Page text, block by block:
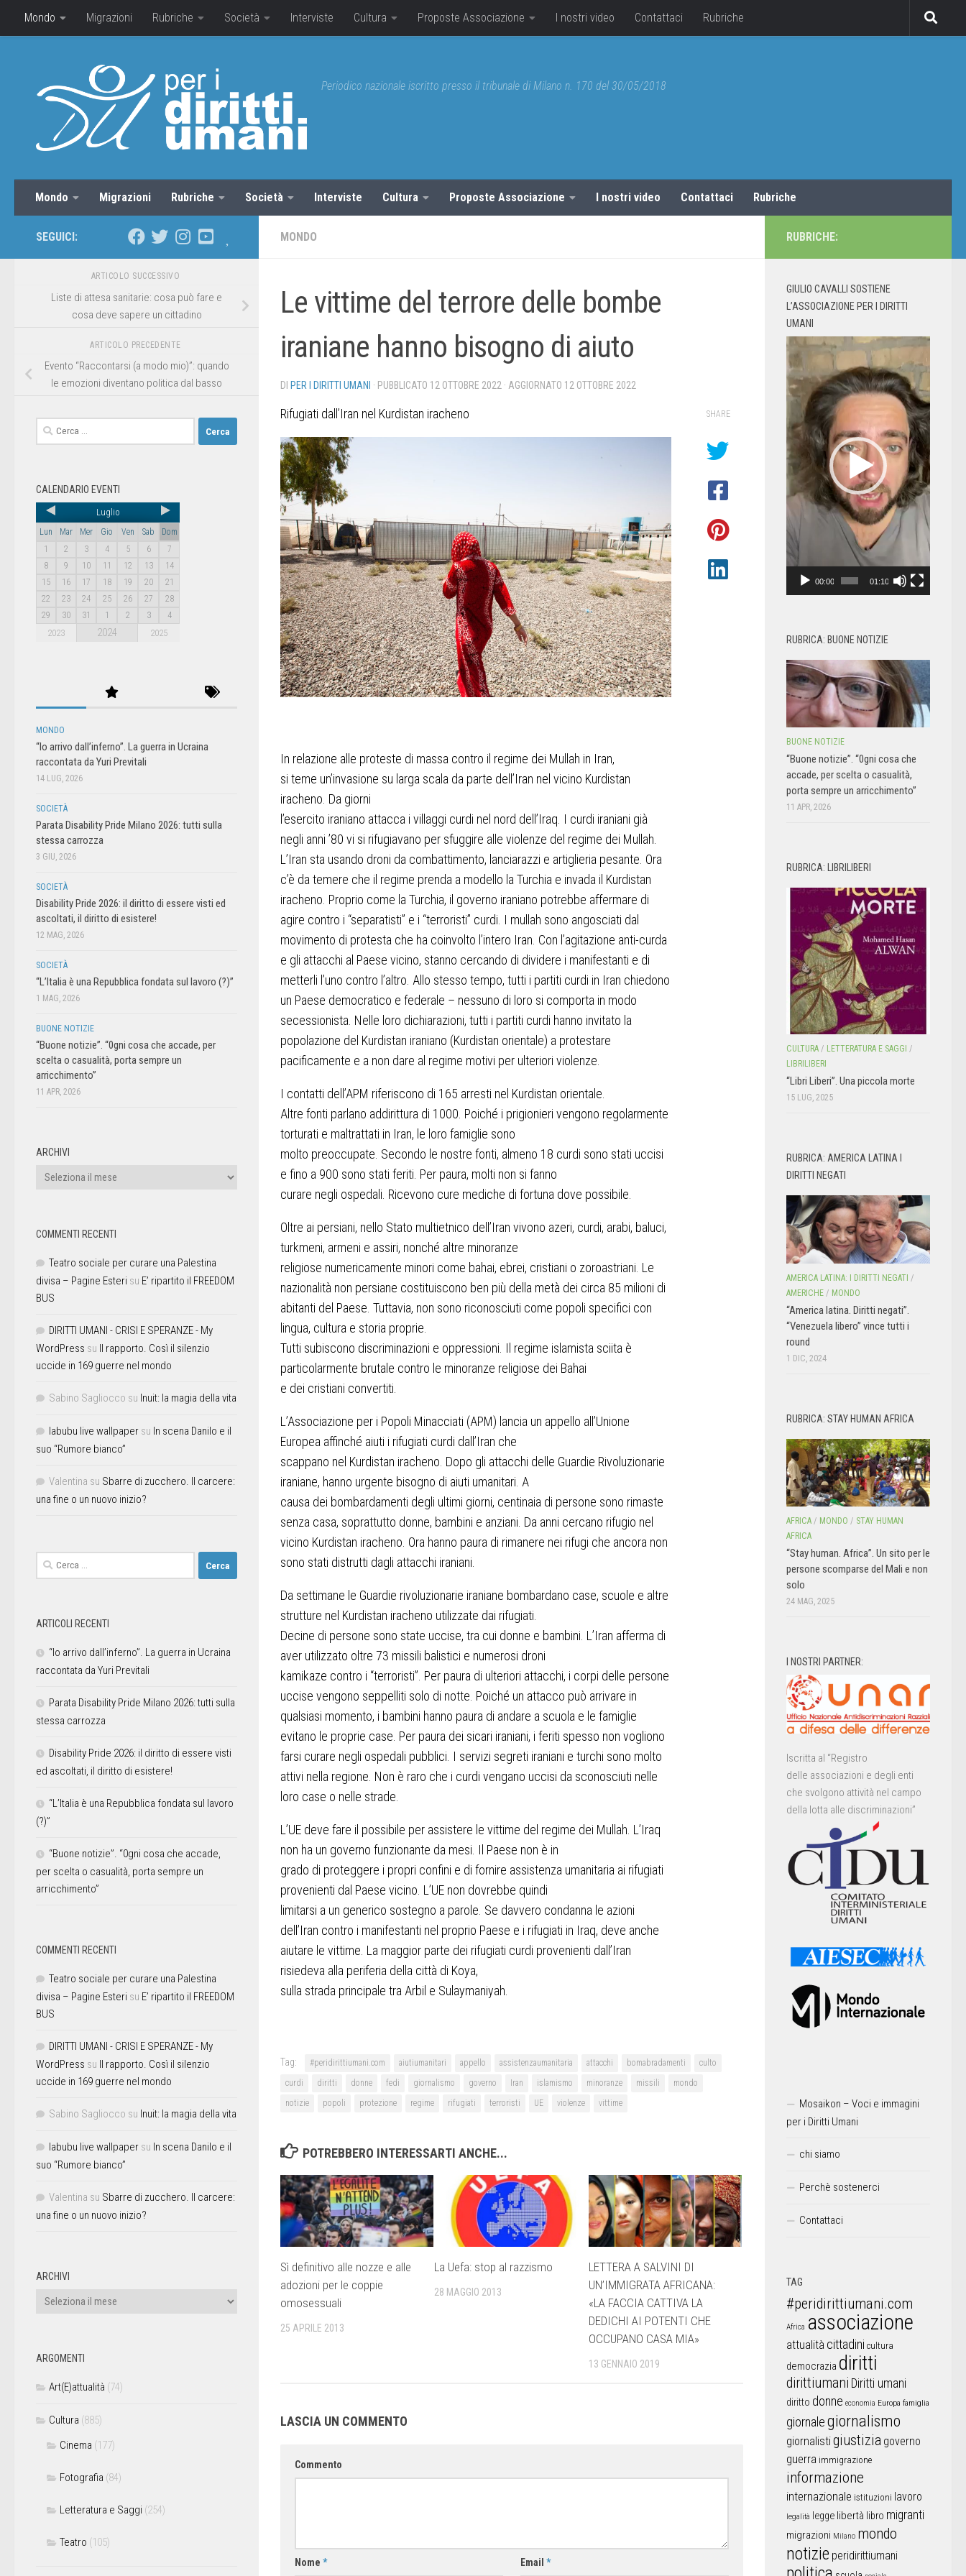
Mondo Migrazioni Rubriche Società Interviste Cultura Proposte Associazione I nostri video Contattaci Rubriche
Periodico nazionale iscritto presso il tribunale di Milano n. 170 del 30/05/2018
Mondo Migrazioni Rubriche Società Interviste Cultura Proposte Associazione I nostri video Contattaci Rubriche
MONDO
Le vittime del terrore delle bombe
iraniane hanno bisogno di aiuto
DI PER I DIRITTI UMANI · PUBBLICATO 12 OTTOBRE 2022 · AGGIORNATO 12 OTTOBRE 2022
Rifugiati dall’Iran nel Kurdistan iracheno
In relazione alle proteste di massa contro il regime dei Mullah in Iran,
si teme un’invasione su larga scala da parte dell’Iran nel vicino Kurdistan
iracheno. Da giorni
l’esercito iraniano attacca i villaggi curdi nel nord dell’Iraq. I curdi iraniani già
negli anni ’80 vi si rifugiavano per sfuggire alle violenze del regime dei Mullah.
L’Iran sta usando droni da combattimento, lanciarazzi e artiglieria pesante. Ora
c’è da temere che il regime prenda a modello la Turchia e invada il Kurdistan
iracheno. Proprio come la Turchia, il governo iraniano potrebbe affermare di
agire contro i “separatisti” e i “terroristi” curdi. I mullah sono angosciati dal
movimento di protesta che ha coinvolto l’intero Iran. Con l’agitazione anti-curda
e gli attacchi al Paese vicino, stanno cercando di dividere i manifestanti e di
metterli l’uno contro l’altro. Allo stesso tempo, tutti i partiti curdi in Iran chiedono
un Paese democratico e federale – nessuno di loro si comporta in modo
secessionista. Nelle loro dichiarazioni, tutti i partiti curdi hanno invitato la
popolazione del Kurdistan iraniano (Kurdistan orientale) a protestare
pacificamente e a non dare al regime motivi per ulteriori violenze.
I contatti dell’APM riferiscono di 165 arresti nel Kurdistan orientale.
Altre fonti parlano addirittura di 1000. Poiché i prigionieri vengono regolarmente
torturati e maltrattati in Iran, le loro famiglie sono
molto preoccupate. Secondo le nostre fonti, almeno 18 curdi sono stati uccisi
e fino a 900 sono stati feriti. Per paura, molti non si fanno
curare negli ospedali. Ricevono cure mediche di fortuna dove possibile.
Oltre ai persiani, nello Stato multietnico dell’Iran vivono azeri, curdi, arabi, baluci,
turkmeni, armeni e assiri, nonché altre minoranze
religiose numericamente minori come bahai, ebrei, cristiani o zoroastriani. Le
nazionalità non persiane costituiscono ben più della metà dei circa 85 milioni di
abitanti del Paese. Tuttavia, non sono riconosciuti come popoli specifici con
lingua, cultura e storia proprie.
Tutti subiscono discriminazioni e oppressioni. Il regime islamista sciita è
particolarmente brutale contro le minoranze religiose dei Bahai
e dei cristiani convertiti.
L’Associazione per i Popoli Minacciati (APM) lancia un appello all’Unione
Europea affinché aiuti i rifugiati curdi dall’Iran che
scappano nel Kurdistan iracheno. Dopo gli attacchi delle Guardie Rivoluzionarie
iraniane, hanno urgente bisogno di aiuti umanitari. A
causa dei bombardamenti degli ultimi giorni, centinaia di persone sono rimaste
senza casa, soprattutto donne, bambini e anziani. Da anni cercano rifugio nel
vicino Kurdistan iracheno. Ora hanno paura di rimanere nei rifugi che ancora non
sono stati distrutti dagli attacchi iraniani.
Da settimane le Guardie rivoluzionarie iraniane bombardano case, scuole e altre
strutture nel Kurdistan iracheno utilizzate dai rifugiati.
Decine di persone sono state uccise, tra cui donne e bambini. L’Iran afferma di
aver utilizzato oltre 73 missili balistici e numerosi droni
kamikaze contro i “terroristi”. Per paura di ulteriori attacchi, i corpi delle persone
uccise vengono seppelliti solo di notte. Poiché un attacco può arrivare in
qualsiasi momento, i bambini hanno paura di andare a scuola e le famiglie
evitano le proprie case. Per paura dei sicari iraniani, i feriti spesso non vogliono
farsi curare negli ospedali pubblici. I servizi segreti iraniani e turchi sono molto
attivi nella regione. Non è raro che i curdi vengano uccisi da sconosciuti nelle
loro case o nelle strade.
L’UE deve fare il possibile per assistere le vittime del regime dei Mullah. L’Iraq
non ha un governo funzionante da mesi. Il Paese non è in
grado di proteggere i propri confini e di fornire assistenza umanitaria ai rifugiati
provenienti dal Paese vicino. L’UE non dovrebbe quindi
limitarsi a un generico sostegno a parole. Se davvero condanna le azioni
dell’Iran contro i manifestanti nel proprio Paese e i rifugiati in Iraq, deve anche
aiutare le vittime. La maggior parte dei rifugiati curdi provenienti dall’Iran
risiedeva alla periferia della città di Koya,
sulla strada principale tra Arbil e Sulaymaniyah.
SHARE
Tag: #peridirittiumani.com aiutiumanitari appello assistenzaumanitaria attacchi bomabradamenti
culto
curdi
diritti donne fedi giornalismo governo Iran islamismo minoranze missili
mondo
notizie
popoli protezione regime rifugiati terroristi UE violenze vittime
POTREBBERO INTERESSARTI ANCHE...
Sì definitivo alle nozze e alle
adozioni per le coppie
omosessuali
25 APRILE 2013
La Uefa: stop al razzismo
28 MAGGIO 2013
LETTERA A SALVINI DI
UN’IMMIGRATA AFRICANA:
«LA FACCIA CATTIVA LA
DEDICHI AI POTENTI CHE
OCCUPANO CASA MIA»
13 GENNAIO 2019
LASCIA UN COMMENTO
Commento
Nome * Email*
SEGUICI:
ARTICOLO SUCCESSIVO
Liste di attesa sanitarie: cosa può fare e
cosa deve sapere un cittadino
ARTICOLO PRECEDENTE
Evento “Raccontarsi (a modo mio)”: quando
le emozioni diventano politica dal basso
CALENDARIO EVENTI
Luglio
Lun Mar Mer Gio Ven Sab
Dom
1
2 3 4 5 6
7
8
9 10 11 12 13
14
15
16 17 18 19 20
21
22
23 24 25 26 27
28
29
30 31 1 2 3 4
2023 2024 2025
MONDO
“Io arrivo dall’inferno”. La guerra in Ucraina
raccontata da Yuri Previtali
14 LUG, 2026
SOCIETÀ
Parata Disability Pride Milano 2026: tutti sulla
stessa carrozza
3 GIU, 2026
SOCIETÀ
Disability Pride 2026: il diritto di essere visti ed
ascoltati, il diritto di esistere!
12 MAG, 2026
SOCIETÀ
“L’Italia è una Repubblica fondata sul lavoro (?)”
1 MAG, 2026
BUONE NOTIZIE
“Buone notizie”. “0gni cosa che accade, per
scelta o casualità, porta sempre un
arricchimento”
11 APR, 2026
ARCHIVI
COMMENTI RECENTI
Teatro sociale per curare una Palestina
divisa – Pagine Esteri su E’ ripartito il FREEDOM
BUS
DIRITTI UMANI - CRISI E SPERANZE - My
WordPress su Il rapporto. Così il silenzio
uccide in 169 guerre nel mondo
Sabino Sagliocco su Inuit: la magia della vita
labubu live wallpaper su In scena Danilo e il
suo “Rumore bianco”
Valentina su Sbarre di zucchero. Il carcere:
una fine o un nuovo inizio?
ARTICOLI RECENTI
“Io arrivo dall’inferno”. La guerra in Ucraina
raccontata da Yuri Previtali
Parata Disability Pride Milano 2026: tutti sulla
stessa carrozza
Disability Pride 2026: il diritto di essere visti
ed ascoltati, il diritto di esistere!
“L’Italia è una Repubblica fondata sul lavoro
(?)”
“Buone notizie”. “0gni cosa che accade,
per scelta o casualità, porta sempre un
arricchimento”
COMMENTI RECENTI
Teatro sociale per curare una Palestina
divisa – Pagine Esteri su E’ ripartito il FREEDOM
BUS
DIRITTI UMANI - CRISI E SPERANZE - My
WordPress su Il rapporto. Così il silenzio
uccide in 169 guerre nel mondo
Sabino Sagliocco su Inuit: la magia della vita
labubu live wallpaper su In scena Danilo e il
suo “Rumore bianco”
Valentina su Sbarre di zucchero. Il carcere:
una fine o un nuovo inizio?
ARCHIVI
ARGOMENTI
Art(E)attualità (74)
Cultura (885)
Cinema (177)
Fotografia (84)
Letteratura e Saggi (254)
Teatro (105)
RUBRICHE:
GIULIO CAVALLI SOSTIENE
L’ASSOCIAZIONE PER I DIRITTI
UMANI
Video
Player
00:00 01:10
RUBRICA: BUONE NOTIZIE
BUONE NOTIZIE
“Buone notizie”. “0gni cosa che
accade, per scelta o casualità,
porta sempre un arricchimento”
11 APR, 2026
RUBRICA: LIBRILIBERI
CULTURA / LETTERATURA E SAGGI /
LIBRILIBERI
“Libri Liberi”. Una piccola morte
15 LUG, 2025
RUBRICA: AMERICA LATINA I
DIRITTI NEGATI
AMERICA LATINA: I DIRITTI NEGATI /
AMERICHE / MONDO
“America latina. Diritti negati”.
“Venezuela libero” vince tutti i
round
1 DIC, 2024
RUBRICA: STAY HUMAN AFRICA
AFRICA / MONDO / STAY HUMAN
AFRICA
“Stay human. Africa”. Un sito per le
persone scomparse del Mali e non
solo
24 MAG, 2025
I NOSTRI PARTNER:
Iscritta al “Registro
delle associazioni e degli enti
che svolgono attività nel campo
della lotta alle discriminazioni”
Mosaikon – Voci e immagini
per i Diritti Umani
chi siamo
Perchè sostenerci
Contattaci
TAG
#peridirittiumani.com
Africa associazione
attualità cittadini cultura
democrazia diritti
dirittiumani Diritti umani
diritto donne economia Europa famiglia
giornalegiornalismo
giornalistigiustizia governo
guerra immigrazione
informazione
internazionale istituzioni lavoro
legalità legge libertà libro migranti
migrazioni Milano mondo
notizie peridirittiumani